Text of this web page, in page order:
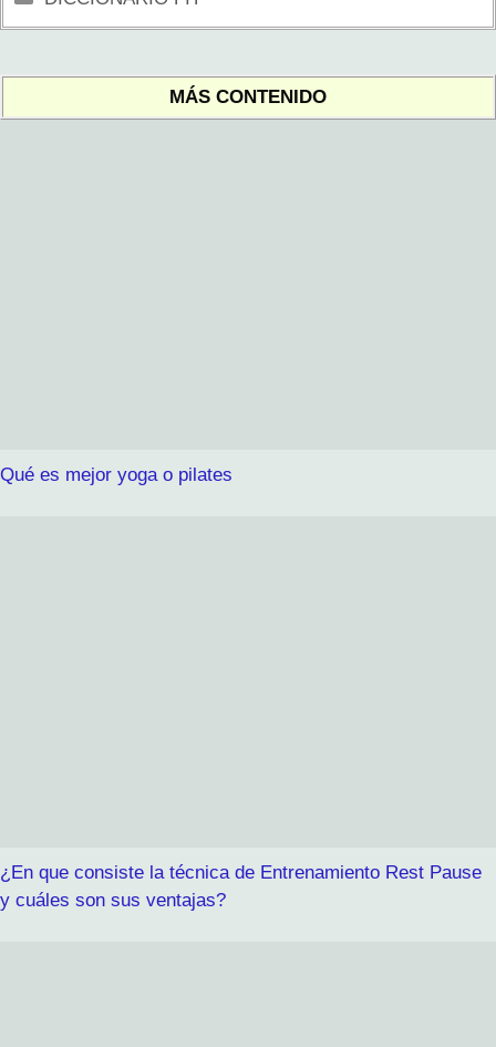
MÁS CONTENIDO
Qué es mejor yoga o pilates
¿En que consiste la técnica de Entrenamiento Rest Pause
y cuáles son sus ventajas?